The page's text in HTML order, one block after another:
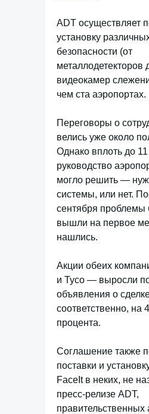
ADT осуществляет
установку
безопасности (от
металлодетекторов
видеокамер
чем ста аэропортах.
Переговоры о
велись уже около
Однако вплоть до
руководство
могло решить —
системы, или нет.
сентября проблемы
вышли на первое
нашлись.
Акции обеих
и Tyco — выросли
объявления о
соответственно, на
процента.
Соглашение также
поставки и
FaceIt в неких, не
пресс-релизе ADT,
правительственных